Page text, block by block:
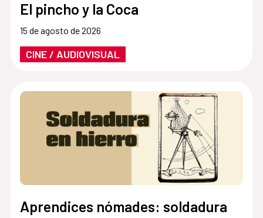
El pincho y la Coca
15 de agosto de 2026
CINE / AUDIOVISUAL
Aprendices nómades: soldadura